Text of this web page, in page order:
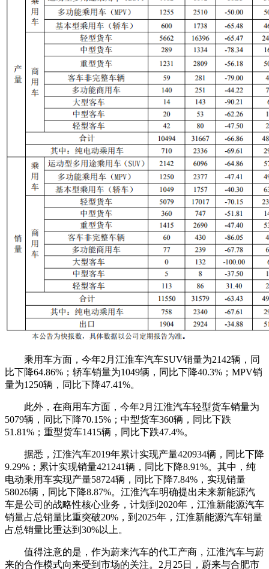
乘用车方面，今年2月江淮车汽车SUV销量为2142辆，同
比下降64.86%；轿车销量为1049辆，同比下降40.3%；MPV销
量为1250辆，同比下降47.41%。
此外，在商用车方面，今年2月江淮汽车轻型货车销量为
5079辆，同比下降70.15%；中型货车360辆，同比下跌
51.81%；重型货车1415辆，同比下跌47.4%。
据悉，江淮汽车2019年累计实现产量420934辆，同比下降
9.29%；累计实现销量421241辆，同比下降8.91%。其中，纯
电动乘用车实现产量58724辆，同比下降7.84%，实现销量
58026辆，同比下降8.87%。江淮汽车明确提出未来新能源汽
车是公司的战略性核心业务，计划到2020年，江淮新能源汽车
销量占总销量比重突破20%，到2025年，江淮新能源汽车销量
占总销量比重达到30%以上。
值得注意的是，作为蔚来汽车的代工产商，江淮汽车与蔚
来的合作模式向来受到市场的关注。2月25日，蔚来与合肥市